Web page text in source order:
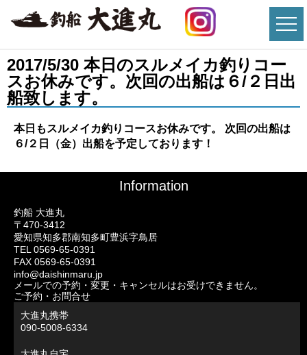
2017/5/30 本日のスルメイカ釣りコー
スお休みです。次回の出船は６/２日出
船致します。
本日もスルメイカ釣りコースお休みです。 次回の出船は
６/２日（金）出船を予定しております！
Information
釣船 大進丸
〒470-3412
愛知県知多郡南知多町豊浜字鳥居
TEL 0569-65-0391
FAX 0569-65-0391
info@daishinmaru.jp
メールでの予約・変更・キャンセルはお受けできません。
ご予約・お問合せ
大進丸携帯
090-5008-6334